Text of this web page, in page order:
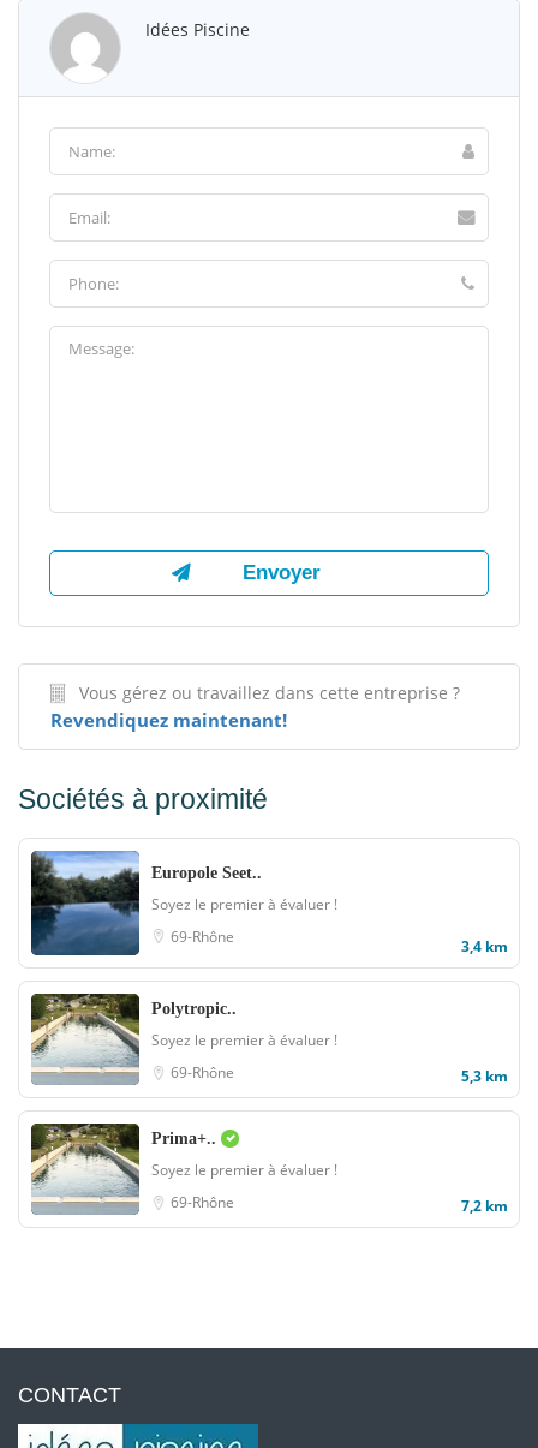
Idées Piscine
Vous gérez ou travaillez dans cette entreprise ?
Revendiquez maintenant!
Sociétés à proximité
Europole Seet..
Soyez le premier à évaluer !
69-Rhône
3,4 km
Polytropic..
Soyez le premier à évaluer !
69-Rhône
5,3 km
Prima+..
Soyez le premier à évaluer !
69-Rhône
7,2 km
CONTACT